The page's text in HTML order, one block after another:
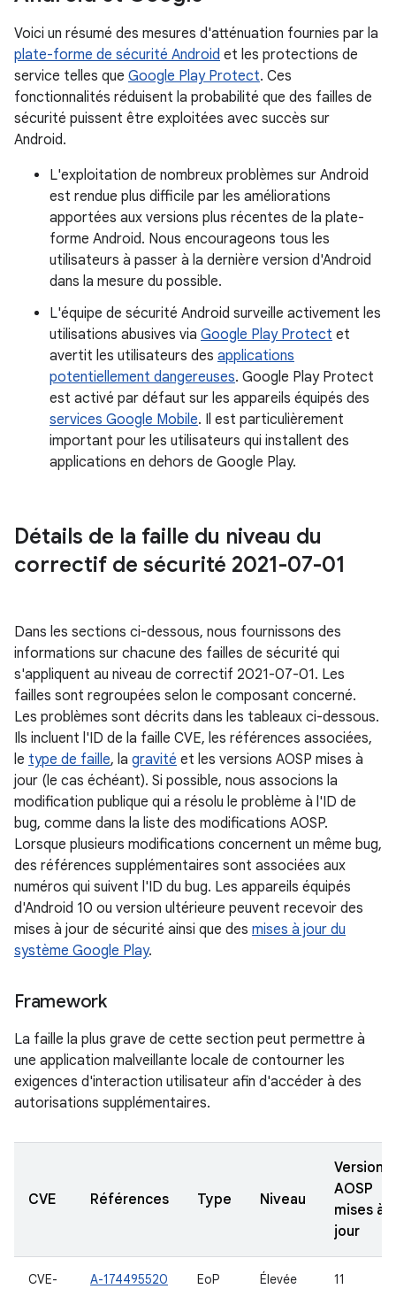
Voici un résumé des mesures d'atténuation fournies par la
plate-forme de sécurité Android et les protections de
service telles que Google Play Protect. Ces
fonctionnalités réduisent la probabilité que des failles de
sécurité puissent être exploitées avec succès sur
Android.
L'exploitation de nombreux problèmes sur Android
est rendue plus difficile par les améliorations
apportées aux versions plus récentes de la plate-
forme Android. Nous encourageons tous les
utilisateurs à passer à la dernière version d'Android
dans la mesure du possible.
L'équipe de sécurité Android surveille activement les
utilisations abusives via Google Play Protect et
avertit les utilisateurs des applications
potentiellement dangereuses. Google Play Protect
est activé par défaut sur les appareils équipés des
services Google Mobile. Il est particulièrement
important pour les utilisateurs qui installent des
applications en dehors de Google Play.
Détails de la faille du niveau du
correctif de sécurité 2021-07-01
Dans les sections ci-dessous, nous fournissons des
informations sur chacune des failles de sécurité qui
s'appliquent au niveau de correctif 2021-07-01. Les
failles sont regroupées selon le composant concerné.
Les problèmes sont décrits dans les tableaux ci-dessous.
Ils incluent l'ID de la faille CVE, les références associées,
le type de faille, la gravité et les versions AOSP mises à
jour (le cas échéant). Si possible, nous associons la
modification publique qui a résolu le problème à l'ID de
bug, comme dans la liste des modifications AOSP.
Lorsque plusieurs modifications concernent un même bug,
des références supplémentaires sont associées aux
numéros qui suivent l'ID du bug. Les appareils équipés
d'Android 10 ou version ultérieure peuvent recevoir des
mises à jour de sécurité ainsi que des mises à jour du
système Google Play.
Framework
La faille la plus grave de cette section peut permettre à
une application malveillante locale de contourner les
exigences d'interaction utilisateur afin d'accéder à des
autorisations supplémentaires.
CVE Références Type Niveau
Versions
AOSP
mises à
jour
CVE- A-174495520 EoP Élevée 11